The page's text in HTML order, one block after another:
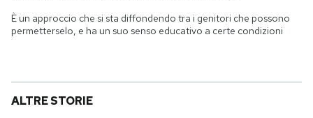
È un approccio che si sta diffondendo tra i genitori che possono
permetterselo, e ha un suo senso educativo a certe condizioni
ALTRE STORIE